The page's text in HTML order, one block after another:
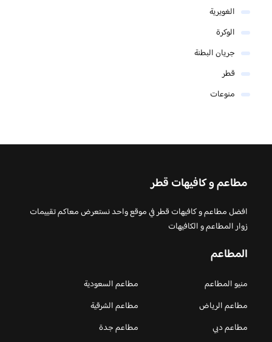
الغويرية
الوكرة
جريان البطنة
قطر
منوعات
مطاعم و كافيهات قطر
افضل مطاعم و كافيهات قطر في موقع واحد نستعرض معاكم تقييمات
زوار المطاعم و الكافيهات
المطاعم
منيو المطاعم
مطاعم السعودية
مطاعم الرياض
مطاعم الشرقية
مطاعم دبي
مطاعم جدة